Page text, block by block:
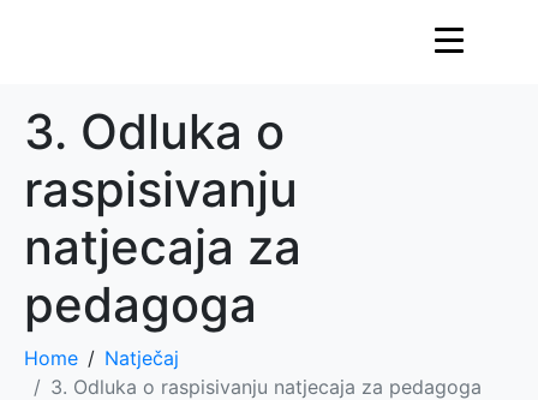
3. Odluka o
raspisivanju
natjecaja za
pedagoga
Home
Natječaj
3. Odluka o raspisivanju natjecaja za pedagoga